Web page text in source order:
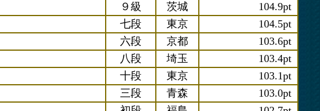
９級 茨城
104.9pt
七段 東京
104.5pt
六段 京都
103.6pt
八段 埼玉
103.4pt
十段 東京
103.1pt
三段 青森
103.0pt